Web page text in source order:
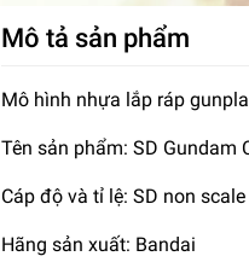
Mô tả sản phẩm
Mô hình nhựa lắp ráp gunpla
Tên sản phẩm: SD Gundam
Cáp độ và tỉ lệ: SD non scale
Hãng sản xuất: Bandai